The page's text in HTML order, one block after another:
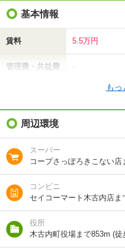
基本情報
賃料 5.5万円
管理費・共益費 -
礼金（敷引・償
却金）
間取り / 専有面
積
1DK/36.4m²
種別 / 構造
もっ
周辺環境
スーパー
コープさっぽろきこない
コンビニ
セイコーマート木古内店ま
役所
木古内町役場まで853m (徒